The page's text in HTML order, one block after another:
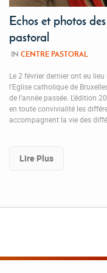
Echos et photos
pastoral
IN CENTRE PASTORAL
Le 2 février dernier ont eu
l’Eglise catholique de
de l’année passée. L’édition
en toute convivialité les
accompagnent la vie des
Lire Plus